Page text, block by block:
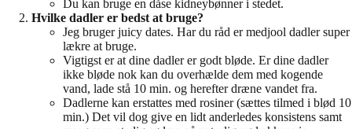
Du kan bruge en dåse kidneybønner i stedet.
Hvilke dadler er bedst at bruge?
Jeg bruger juicy dates. Har du råd er medjool dadler super
lækre at bruge.
Vigtigst er at dine dadler er godt bløde. Er dine dadler
ikke bløde nok kan du overhælde dem med kogende
vand, lade stå 10 min. og herefter dræne vandet fra.
Dadlerne kan erstattes med rosiner (sættes tilmed i blød 10
min.) Det vil dog give en lidt anderledes konsistens samt